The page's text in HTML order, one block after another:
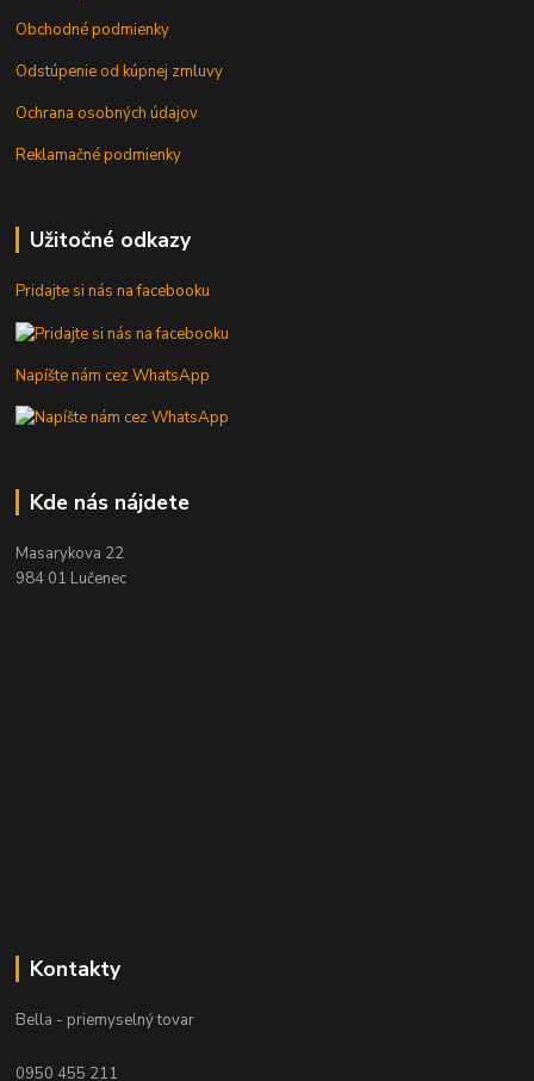
Obchodné podmienky
Odstúpenie od kúpnej zmluvy
Ochrana osobných údajov
Reklamačné podmienky
Užitočné odkazy
Pridajte si nás na facebooku
Napíšte nám cez WhatsApp
Kde nás nájdete
Masarykova 22
984 01 Lučenec
Kontakty
Bella - priemyselný tovar
0950 455 211